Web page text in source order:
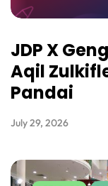
JDP X
Aqil
Pandai
July 29, 2026